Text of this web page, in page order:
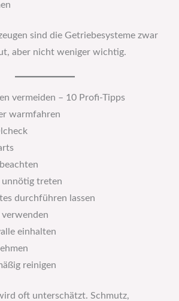
sind die Getriebesysteme zwar
aber nicht weniger wichtig.
vermeiden – 10 Profi-Tipps
warmfahren
unnötig treten
durchführen lassen
verwenden
einhalten
reinigen
oft unterschätzt. Schmutz,